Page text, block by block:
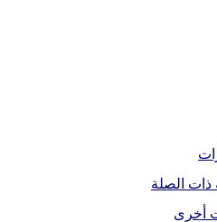
ذات الصلة
أخرى